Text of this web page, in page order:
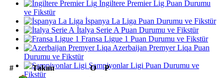
İngiltere Premier Lig Puan Durumu
ve Fikstür
İspanya La Liga Puan Durumu ve Fikstür
İtalya Serie A Puan Durumu ve Fikstür
Fransa Ligue 1 Puan Durumu ve Fikstür
Azerbaijan Premyer Liqa Puan
Durumu ve Fikstür
Şampiyonlar Ligi Puan Durumu ve
Fikstür
# Takım O
P